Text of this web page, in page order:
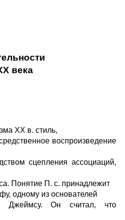
века
ХХ в. стиль,
воспроизведение
сцепления ассоциаций,
Понятие П. с. принадлежит
одному из основателей
Джеймсу. Он считал, что